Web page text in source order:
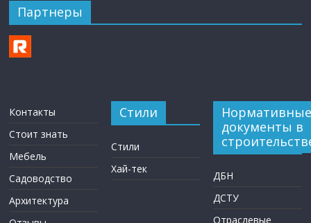
Партнеры
Контакты
Стоит знать
Мебель
Садоводство
Архитектура
Стили
Стили
Хай-тек
Нормативные
документы в
ДБН
ДСТУ
Отраслевые